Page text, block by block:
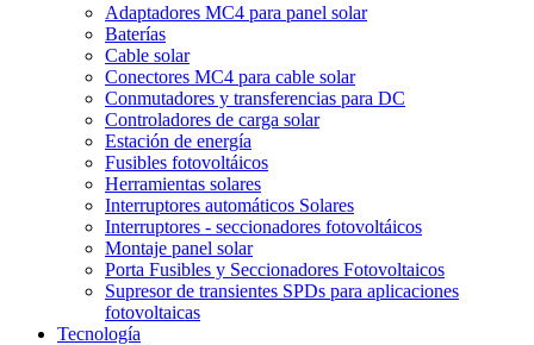
Adaptadores MC4 para panel solar
Baterías
Cable solar
Conectores MC4 para cable solar
Conmutadores y transferencias para DC
Controladores de carga solar
Estación de energía
Fusibles fotovoltáicos
Herramientas solares
Interruptores automáticos Solares
Interruptores - seccionadores fotovoltáicos
Montaje panel solar
Porta Fusibles y Seccionadores Fotovoltaicos
Supresor de transientes SPDs para aplicaciones
fotovoltaicas
Tecnología